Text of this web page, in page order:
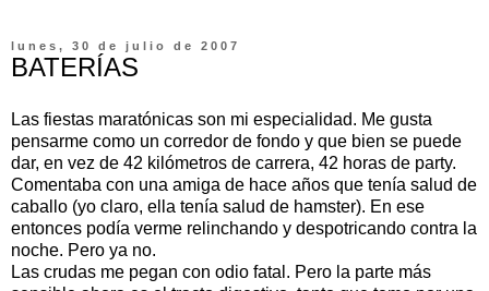
lunes, 30 de julio de 2007
BATERÍAS
Las fiestas maratónicas son mi especialidad. Me gusta
pensarme como un corredor de fondo y que bien se puede
dar, en vez de 42 kilómetros de carrera, 42 horas de party.
Comentaba con una amiga de hace años que tenía salud de
caballo (yo claro, ella tenía salud de hamster). En ese
entonces podía verme relinchando y despotricando contra la
noche. Pero ya no.
Las crudas me pegan con odio fatal. Pero la parte más